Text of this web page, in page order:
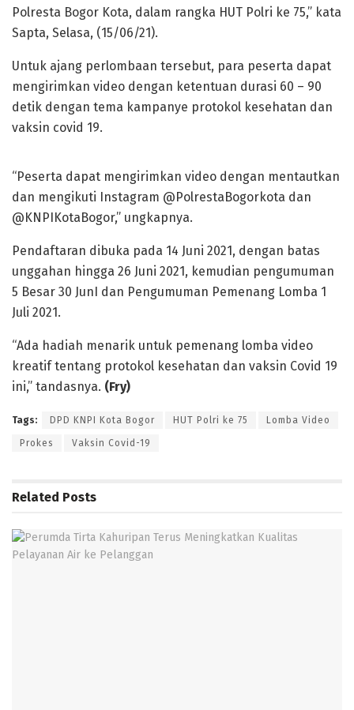
Polresta Bogor Kota, dalam rangka HUT Polri ke 75,” kata
Sapta, Selasa, (15/06/21).
Untuk ajang perlombaan tersebut, para peserta dapat
mengirimkan video dengan ketentuan durasi 60 – 90
detik dengan tema kampanye protokol kesehatan dan
vaksin covid 19.
“Peserta dapat mengirimkan video dengan mentautkan
dan mengikuti Instagram @PolrestaBogorkota dan
@KNPIKotaBogor,” ungkapnya.
Pendaftaran dibuka pada 14 Juni 2021, dengan batas
unggahan hingga 26 Juni 2021, kemudian pengumuman
5 Besar 30 JunI dan Pengumuman Pemenang Lomba 1
Juli 2021.
“Ada hadiah menarik untuk pemenang lomba video
kreatif tentang protokol kesehatan dan vaksin Covid 19
ini,” tandasnya. (Fry)
Tags: DPD KNPI Kota Bogor HUT Polri ke 75 Lomba Video
Prokes Vaksin Covid-19
Related Posts